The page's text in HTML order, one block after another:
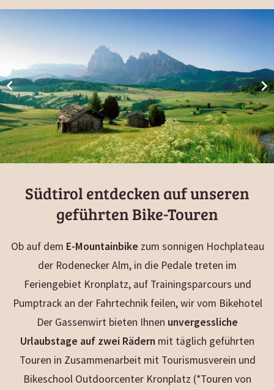
Südtirol entdecken auf unseren
geführten Bike-Touren
Ob auf dem E-Mountainbike zum sonnigen Hochplateau
der Rodenecker Alm, in die Pedale treten im
Feriengebiet Kronplatz, auf Trainingsparcours und
Pumptrack an der Fahrtechnik feilen, wir vom Bikehotel
Der Gassenwirt bieten Ihnen unvergessliche
Urlaubstage auf zwei Rädern mit täglich geführten
Touren in Zusammenarbeit mit Tourismusverein und
Bikeschool Outdoorcenter Kronplatz (*Touren von